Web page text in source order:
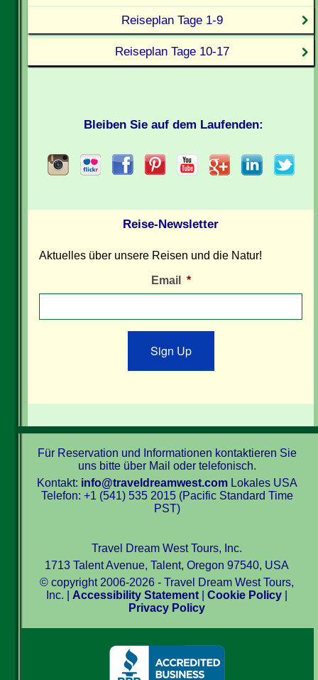
Reiseplan Tage 1-9
Reiseplan Tage 10-17
Bleiben Sie auf dem Laufenden:
Reise-Newsletter
Aktuelles über unsere Reisen und die Natur!
Email *
Sign Up
Für Reservation und Informationen kontaktieren Sie
uns bitte über Mail oder telefonisch.
Kontakt: info@traveldreamwest.comLokales USA
Telefon: +1 (541) 535 2015 (Pacific Standard Time
PST)
Travel Dream West Tours, Inc.
1713 Talent Avenue, Talent, Oregon 97540, USA
© copyright 2006-2026 - Travel Dream West Tours,
Inc. | Accessibility Statement |Cookie Policy
Privacy Policy